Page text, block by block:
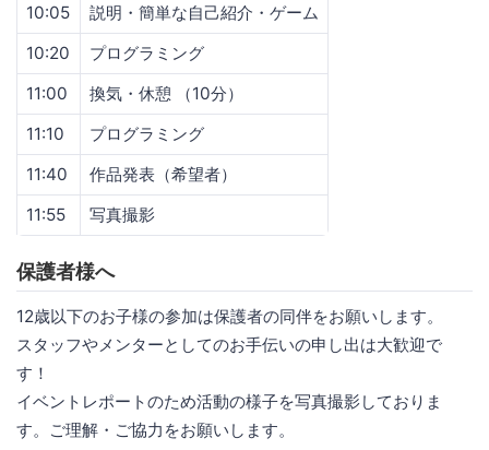
10:05
説明・簡単な自己紹介・ゲーム
10:20
プログラミング
11:00
換気・休憩 （10分）
11:10
プログラミング
11:40
作品発表（希望者）
11:55
写真撮影
保護者様へ
12歳以下のお子様の参加は保護者の同伴をお願いします。
スタッフやメンターとしてのお手伝いの申し出は大歓迎で
す！
イベントレポートのため活動の様子を写真撮影しておりま
す。ご理解・ご協力をお願いします。